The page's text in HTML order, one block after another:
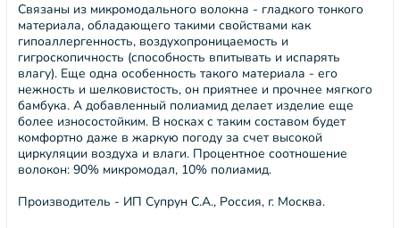
Связаны из микромодального волокна - гладкого тонкого
материала, обладающего такими свойствами как
гипоаллергенность, воздухопроницаемость и
гигроскопичность (способность впитывать и испарять
влагу). Еще одна особенность такого материала - его
нежность и шелковистость, он приятнее и прочнее мягкого
бамбука. А добавленный полиамид делает изделие еще
более износостойким. В носках с таким составом будет
комфортно даже в жаркую погоду за счет высокой
циркуляции воздуха и влаги. Процентное соотношение
волокон: 90% микромодал, 10% полиамид.
Производитель - ИП Супрун С.А., Россия, г. Москва.